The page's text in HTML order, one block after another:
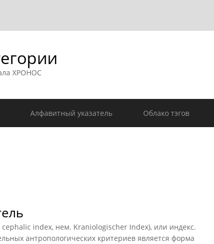
ХРОНОС
Алфавитный указатель Облако тэгов
index, нем. Kraniologischer Index), или индекс.
антропологических критериев является форма